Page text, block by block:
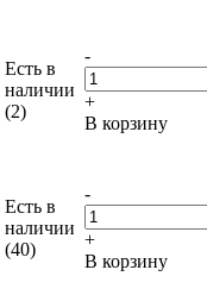
Есть в
наличии
(2)
-
+
В корзину
Есть в
наличии
(40)
-
+
В корзину